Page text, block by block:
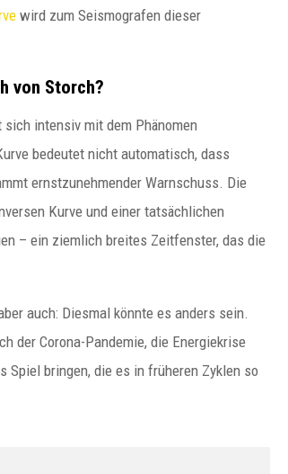
wird zum Seismografen dieser
von Storch?
sich intensiv mit dem Phänomen
bedeutet nicht automatisch, dass
ernstzunehmender Warnschuss. Die
Kurve und einer tatsächlichen
– ein ziemlich breites Zeitfenster, das die
auch: Diesmal könnte es anders sein.
der Corona-Pandemie, die Energiekrise
Spiel bringen, die es in früheren Zyklen so